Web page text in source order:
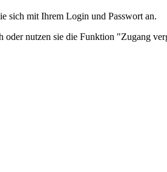
sich mit Ihrem Login und Passwort an.
oder nutzen sie die Funktion "Zugang